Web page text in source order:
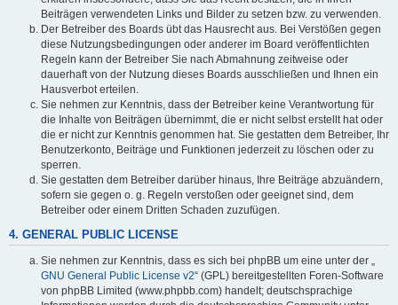
Beiträgen verwendeten Links und Bilder zu setzen bzw. zu verwenden.
Der Betreiber des Boards übt das Hausrecht aus. Bei Verstößen gegen
diese Nutzungsbedingungen oder anderer im Board veröffentlichten
Regeln kann der Betreiber Sie nach Abmahnung zeitweise oder
dauerhaft von der Nutzung dieses Boards ausschließen und Ihnen ein
Hausverbot erteilen.
Sie nehmen zur Kenntnis, dass der Betreiber keine Verantwortung für
die Inhalte von Beiträgen übernimmt, die er nicht selbst erstellt hat oder
die er nicht zur Kenntnis genommen hat. Sie gestatten dem Betreiber, Ihr
Benutzerkonto, Beiträge und Funktionen jederzeit zu löschen oder zu
sperren.
Sie gestatten dem Betreiber darüber hinaus, Ihre Beiträge abzuändern,
sofern sie gegen o. g. Regeln verstoßen oder geeignet sind, dem
Betreiber oder einem Dritten Schaden zuzufügen.
4. GENERAL PUBLIC LICENSE
Sie nehmen zur Kenntnis, dass es sich bei phpBB um eine unter der „
GNU General Public License v2“ (GPL) bereitgestellten Foren-Software
von phpBB Limited (www.phpbb.com) handelt; deutschsprachige